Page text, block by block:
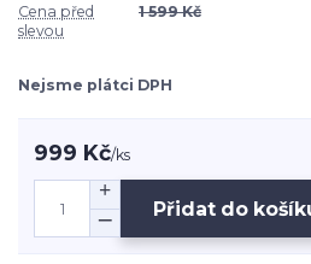
Cena před
slevou
1 599 Kč
Nejsme plátci DPH
999 Kč/ks
Přidat do